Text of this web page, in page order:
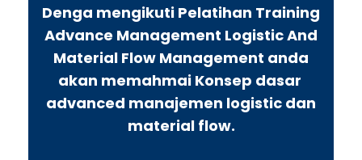
Denga mengikuti Pelatihan Training
Advance Management Logistic And
Material Flow Management anda
akan memahmai Konsep dasar
advanced manajemen logistic dan
material flow.